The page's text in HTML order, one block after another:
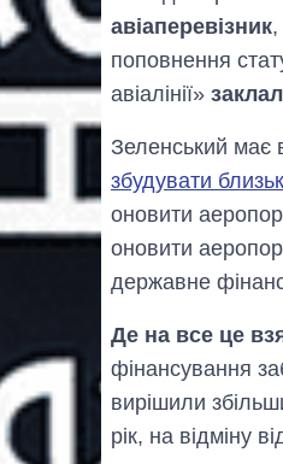
авіаперевізник,
поповнення
авіалінії»
Зеленський має
збудувати
оновити
оновити
державне
Де на все це
фінансування
вирішили
рік, на відміну